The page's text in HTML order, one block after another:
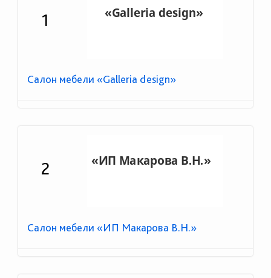
1
Салон мебели «Galleria design»
2
Салон мебели «ИП Макарова В.Н.»